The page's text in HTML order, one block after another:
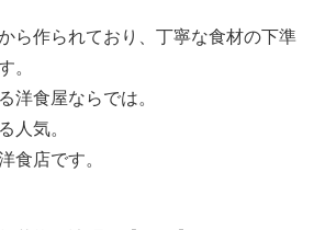
ら作られており、丁寧な食材の下準
。
洋食屋ならでは。
人気。
食店です。